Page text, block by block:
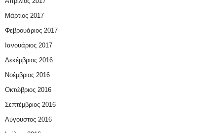
Μάρτιος 2017
Φεβρουάριος 2017
Ιανουάριος 2017
Δεκέμβριος 2016
Νοέμβριος 2016
Οκτώβριος 2016
Σεπτέμβριος 2016
Αύγουστος 2016